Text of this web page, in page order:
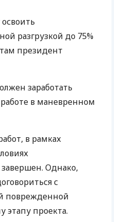
БАНКОВСКИМ КАРТАМ
разгрузкой до 75%
президент
заработать
в маневренном
в рамках
Однако,
с
поврежденной
этапу проекта.